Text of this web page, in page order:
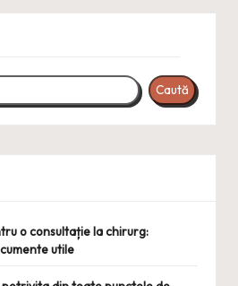
Caută
o consultație la chirurg:
utile